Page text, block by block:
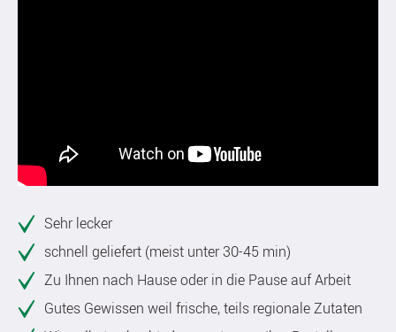
Sehr lecker
schnell geliefert (meist unter 30-45 min)
Zu Ihnen nach Hause oder in die Pause auf Arbeit
Gutes Gewissen weil frische, teils regionale Zutaten